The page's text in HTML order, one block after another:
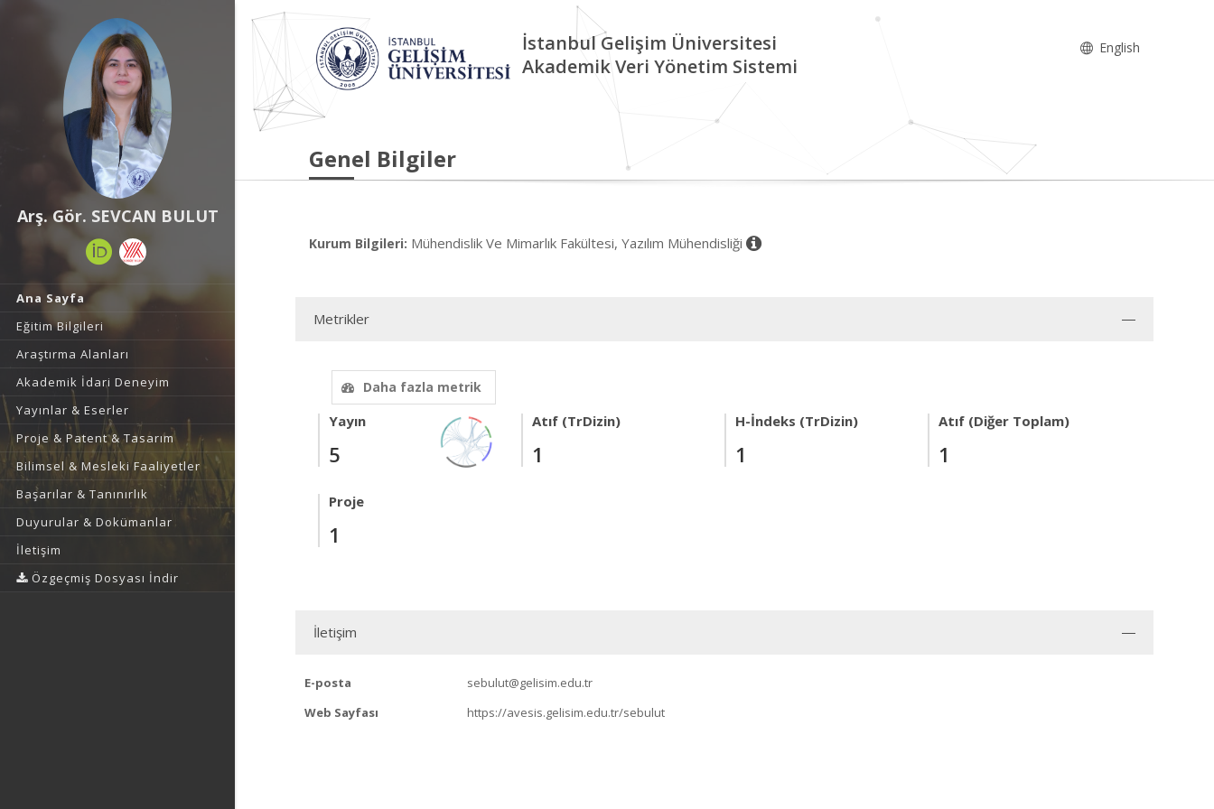
Arş. Gör. SEVCAN BULUT
Ana Sayfa
Eğitim Bilgileri
Araştırma Alanları
Akademik İdari Deneyim
Yayınlar & Eserler
Proje & Patent & Tasarım
Bilimsel & Mesleki Faaliyetler
Başarılar & Tanınırlık
Duyurular & Dokümanlar
İletişim
Özgeçmiş Dosyası İndir
İstanbul Gelişim Üniversitesi
Akademik Veri Yönetim Sistemi
English
Genel Bilgiler
Kurum Bilgileri: Mühendislik Ve Mimarlık Fakültesi, Yazılım Mühendisliği
Metrikler
Daha fazla metrik
Yayın
5
Atıf (TrDizin)
1
H-İndeks (TrDizin)
1
Atıf (Diğer Toplam)
1
Proje
1
İletişim
E-posta
sebulut@gelisim.edu.tr
Web Sayfası
https://avesis.gelisim.edu.tr/sebulut